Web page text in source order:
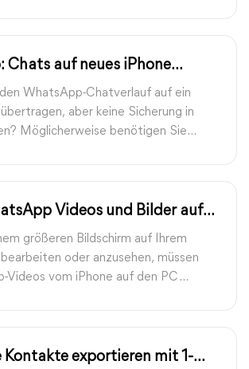
Chats auf neues iPhone
ohne iCloud
WhatsApp-Chatverlauf auf ein
aber keine Sicherung in
Möglicherweise benötigen Sie
Videos und Bilder auf
5 Wege
größeren Bildschirm auf Ihrem
oder anzusehen, müssen
Videos vom iPhone auf den PC
Kontakte exportieren mit 1-